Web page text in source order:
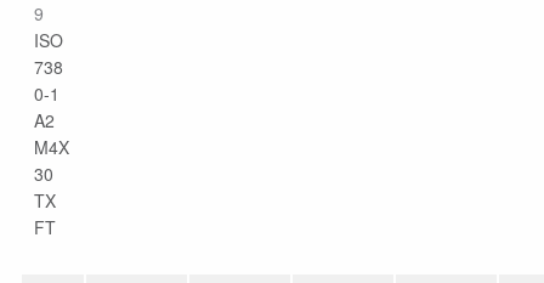
9
ISO
738
0-1
A2
M4X
30
TX
FT